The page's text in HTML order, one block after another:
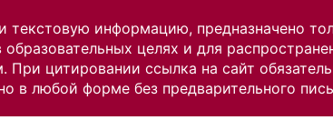
информацию, предназначено
целях и для
При цитировании ссылка на сайт
в любой форме без предварительного